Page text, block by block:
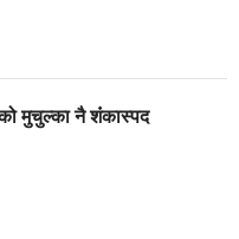
मुचुल्का नै शंंकास्पद